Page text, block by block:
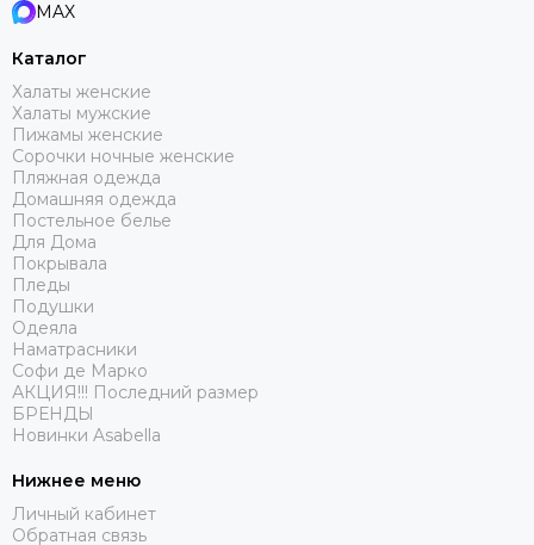
MAX
Каталог
Халаты женские
Халаты мужские
Пижамы женские
Сорочки ночные женские
Пляжная одежда
Домашняя одежда
Постельное белье
Для Дома
Покрывала
Пледы
Подушки
Одеяла
Наматрасники
Софи де Марко
АКЦИЯ!!! Последний размер
БРЕНДЫ
Новинки Asabella
Нижнее меню
Личный кабинет
Обратная связь